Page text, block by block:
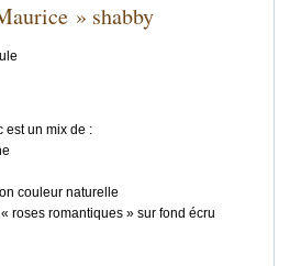
» shabby
est un mix de :
couleur naturelle
roses romantiques » sur fond écru